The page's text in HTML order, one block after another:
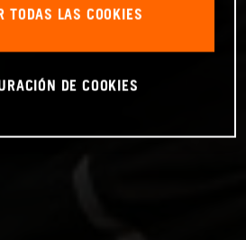
TODAS LAS COOKIES
DE COOKIES